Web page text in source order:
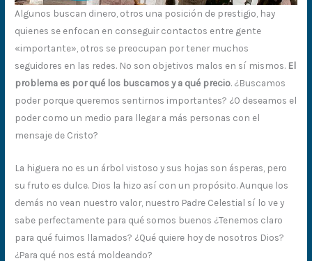
Algunos buscan dinero, otros una posición de prestigio, hay
quienes se enfocan en conseguir contactos entre gente
«importante», otros se preocupan por tener muchos
seguidores en las redes. No son objetivos malos en sí mismos. El
problema es por qué los buscamos y a qué precio. ¿Buscamos
poder porque queremos sentirnos importantes? ¿O deseamos el
poder como un medio para llegar a más personas con el
mensaje de Cristo?
La higuera no es un árbol vistoso y sus hojas son ásperas, pero
su fruto es dulce. Dios la hizo así con un propósito. Aunque los
demás no vean nuestro valor, nuestro Padre Celestial sí lo ve y
sabe perfectamente para qué somos buenos ¿Tenemos claro
para qué fuimos llamados? ¿Qué quiere hoy de nosotros Dios?
¿Para qué nos está moldeando?